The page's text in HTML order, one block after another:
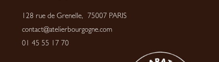
128 rue de Grenelle, 75007 PARIS
contact@atelierbourgogne.com
01 45 55 17 70